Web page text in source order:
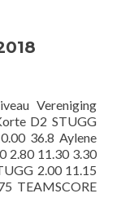
Vereniging
D2 STUGG
36.8 Aylene
2.80 11.30 3.30
2.00 11.15
TEAMSCORE